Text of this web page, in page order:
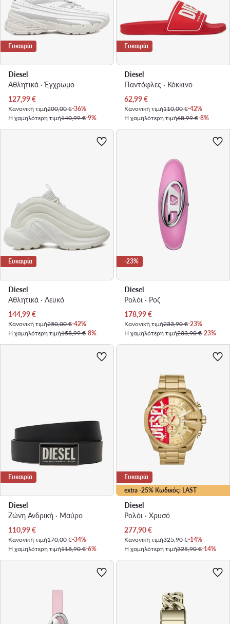
Ευκαιρία
Diesel
Αθλητικά · Έγχρωμο
Τρέχουσα τιμή
127,99€
Κανονική τιμή200,00 €-36%
Η χαμηλότερη τιμή140,99 €-9%
Ευκαιρία
Diesel
Παντόφλες · Κόκκινο
Τρέχουσα τιμή
62,99€
Κανονική τιμή110,00 €-42%
Η χαμηλότερη τιμή68,99 €-8%
Ευκαιρία
Diesel
Αθλητικά · Λευκό
Τρέχουσα τιμή
144,99€
Κανονική τιμή250,00 €-42%
Η χαμηλότερη τιμή158,99 €-8%
-23%
Diesel
Ρολόι · Ροζ
Τρέχουσα τιμή
178,99€
Κανονική τιμή233,90 €-23%
Η χαμηλότερη τιμή233,90 €-23%
Ευκαιρία
Diesel
Ζώνη Ανδρική · Μαύρο
Τρέχουσα τιμή
110,99€
Κανονική τιμή170,00 €-34%
Η χαμηλότερη τιμή118,90 €-6%
extra -25% Κωδικός: LAST
Ευκαιρία
Diesel
Ρολόι · Χρυσό
Τρέχουσα τιμή
277,90€
Κανονική τιμή325,90 €-14%
Η χαμηλότερη τιμή325,90 €-14%